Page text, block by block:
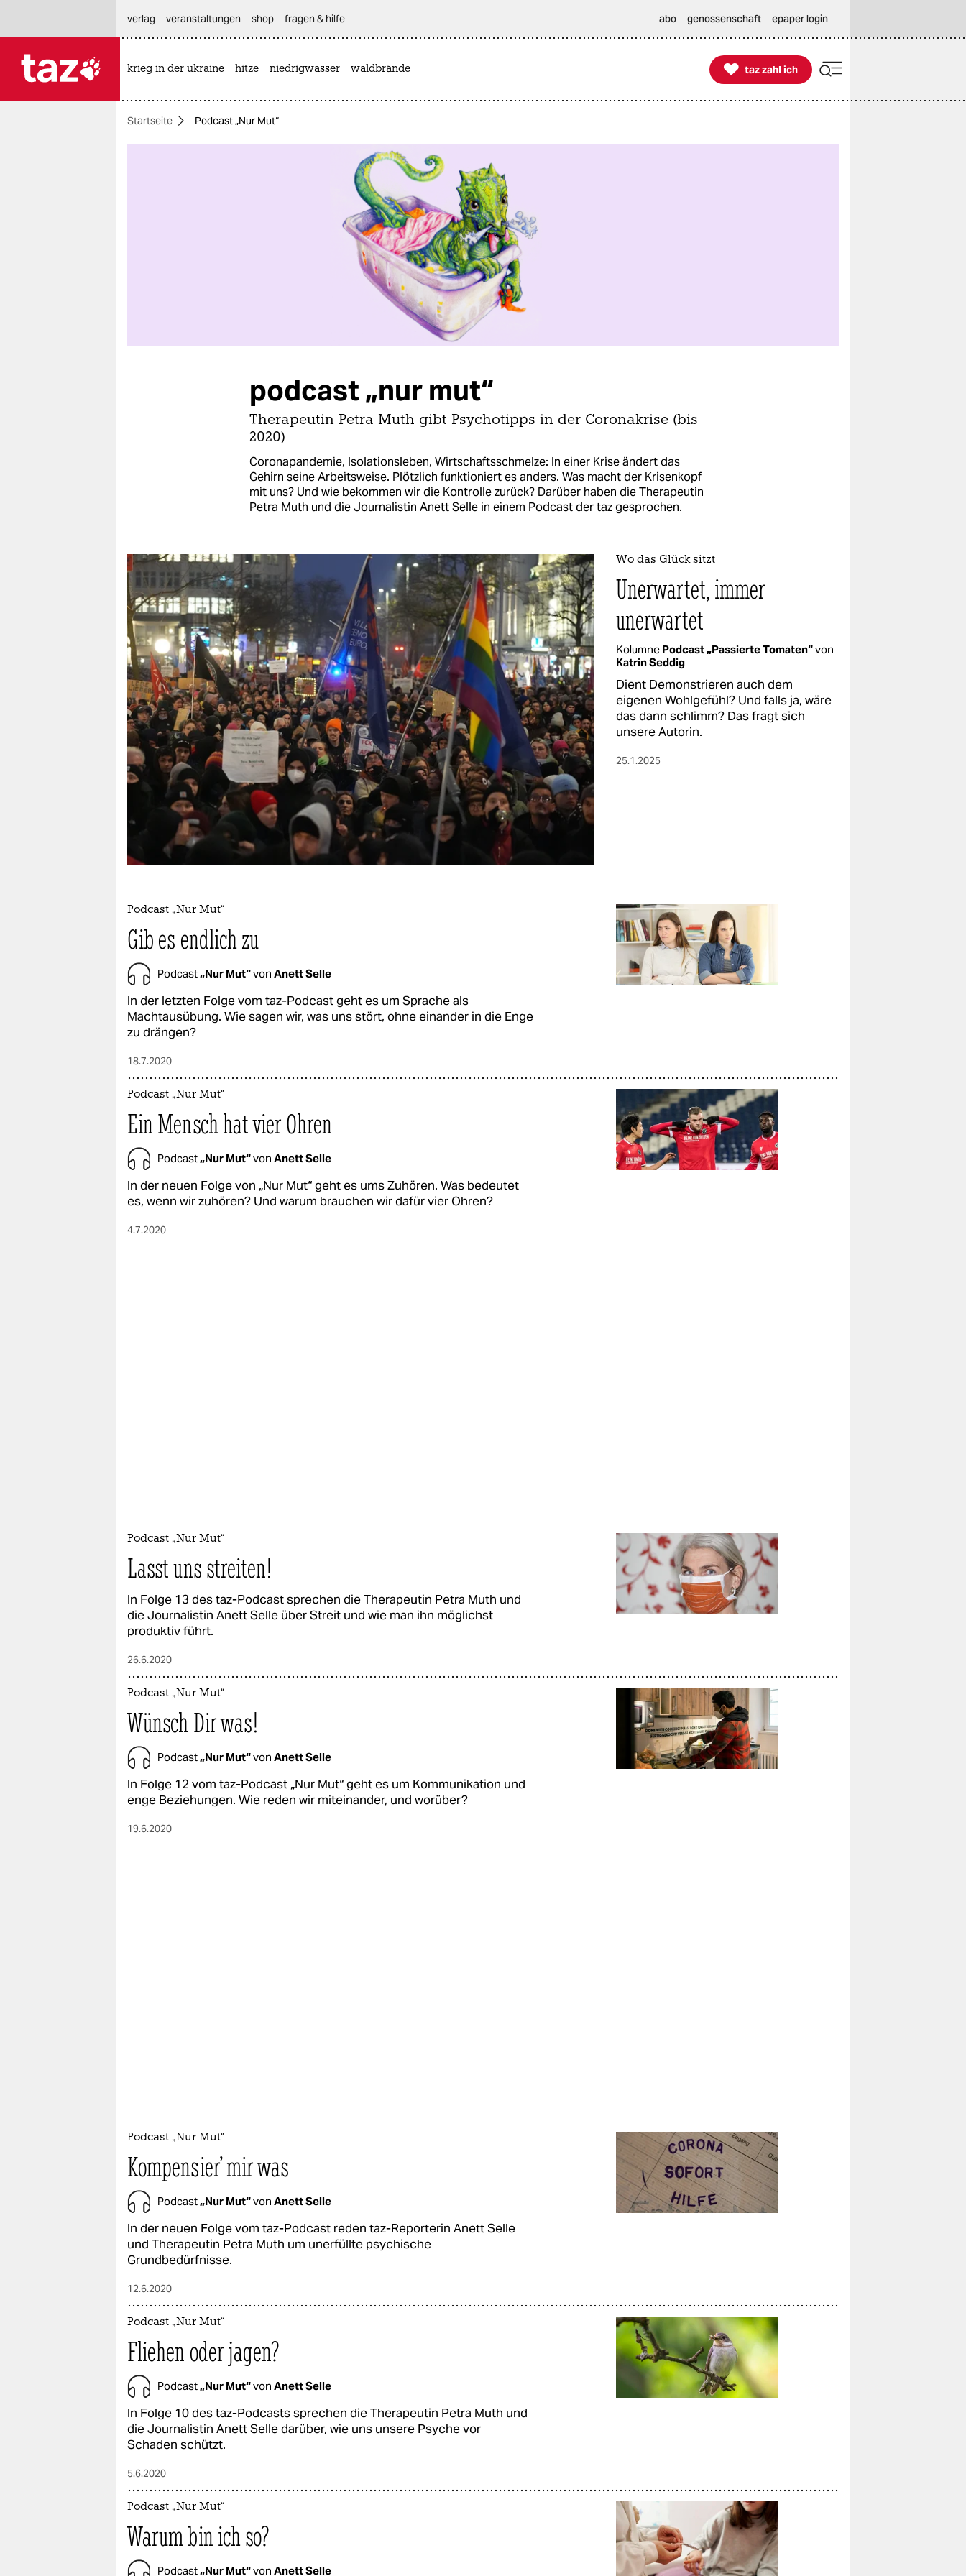
themen
unterstützen
abo
genossenschaft
epaper login
verlag
veranstaltungen shop fragen & hilfe abo genossenschaft epaper login
krieg in der ukraine hitze niedrigwasser waldbrände 
taz zahl ich
taz zahl ich
Startseite Podcast „Nur Mut“
podcast „nur mut“
Therapeutin Petra Muth gibt Psychotipps in der Coronakrise (bis
2020)
Coronapandemie, Isolationsleben, Wirtschaftsschmelze: In einer Krise ändert das
Gehirn seine Arbeitsweise. Plötzlich funktioniert es anders. Was macht der Krisenkopf
mit uns? Und wie bekommen wir die Kontrolle zurück? Darüber haben die Therapeutin
Petra Muth und die Journalistin Anett Selle in einem Podcast der taz gesprochen.
Wo das Glück sitzt
Unerwartet, immer
unerwartet
Kolumne Podcast „Passierte Tomaten“von
Katrin Seddig
Dient Demonstrieren auch dem
eigenen Wohlgefühl? Und falls ja, wäre
das dann schlimm? Das fragt sich
unsere Autorin.
25.1.2025
Podcast „Nur Mut“
Gib es endlich zu
Podcast„Nur Mut“von Anett Selle
In der letzten Folge vom taz-Podcast geht es um Sprache als
Machtausübung. Wie sagen wir, was uns stört, ohne einander in die Enge
zu drängen?
18.7.2020
Podcast „Nur Mut“
Ein Mensch hat vier Ohren
Podcast„Nur Mut“von Anett Selle
In der neuen Folge von „Nur Mut“ geht es ums Zuhören. Was bedeutet
es, wenn wir zuhören? Und warum brauchen wir dafür vier Ohren?
4.7.2020
Podcast „Nur Mut“
Lasst uns streiten!
In Folge 13 des taz-Podcast sprechen die Therapeutin Petra Muth und
die Journalistin Anett Selle über Streit und wie man ihn möglichst
produktiv führt.
26.6.2020
Podcast „Nur Mut“
Wünsch Dir was!
Podcast„Nur Mut“von Anett Selle
In Folge 12 vom taz-Podcast „Nur Mut“ geht es um Kommunikation und
enge Beziehungen. Wie reden wir miteinander, und worüber?
19.6.2020
Podcast „Nur Mut“
Kompensier' mir was
Podcast„Nur Mut“von Anett Selle
In der neuen Folge vom taz-Podcast reden taz-Reporterin Anett Selle
und Therapeutin Petra Muth um unerfüllte psychische
Grundbedürfnisse.
12.6.2020
Podcast „Nur Mut“
Fliehen oder jagen?
Podcast„Nur Mut“von Anett Selle
In Folge 10 des taz-Podcasts sprechen die Therapeutin Petra Muth und
die Journalistin Anett Selle darüber, wie uns unsere Psyche vor
Schaden schützt.
5.6.2020
Podcast „Nur Mut“
Warum bin ich so?
Podcast„Nur Mut“von Anett Selle